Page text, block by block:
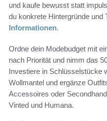
und kaufe bewusst statt
du konkrete Hintergründe und
Informationen.
Ordne dein Modebudget mit
nach Priorität und nimm das
Investiere in Schlüsselstücke
Wollmantel und ergänze
Accessoires oder
Vinted und Humana.